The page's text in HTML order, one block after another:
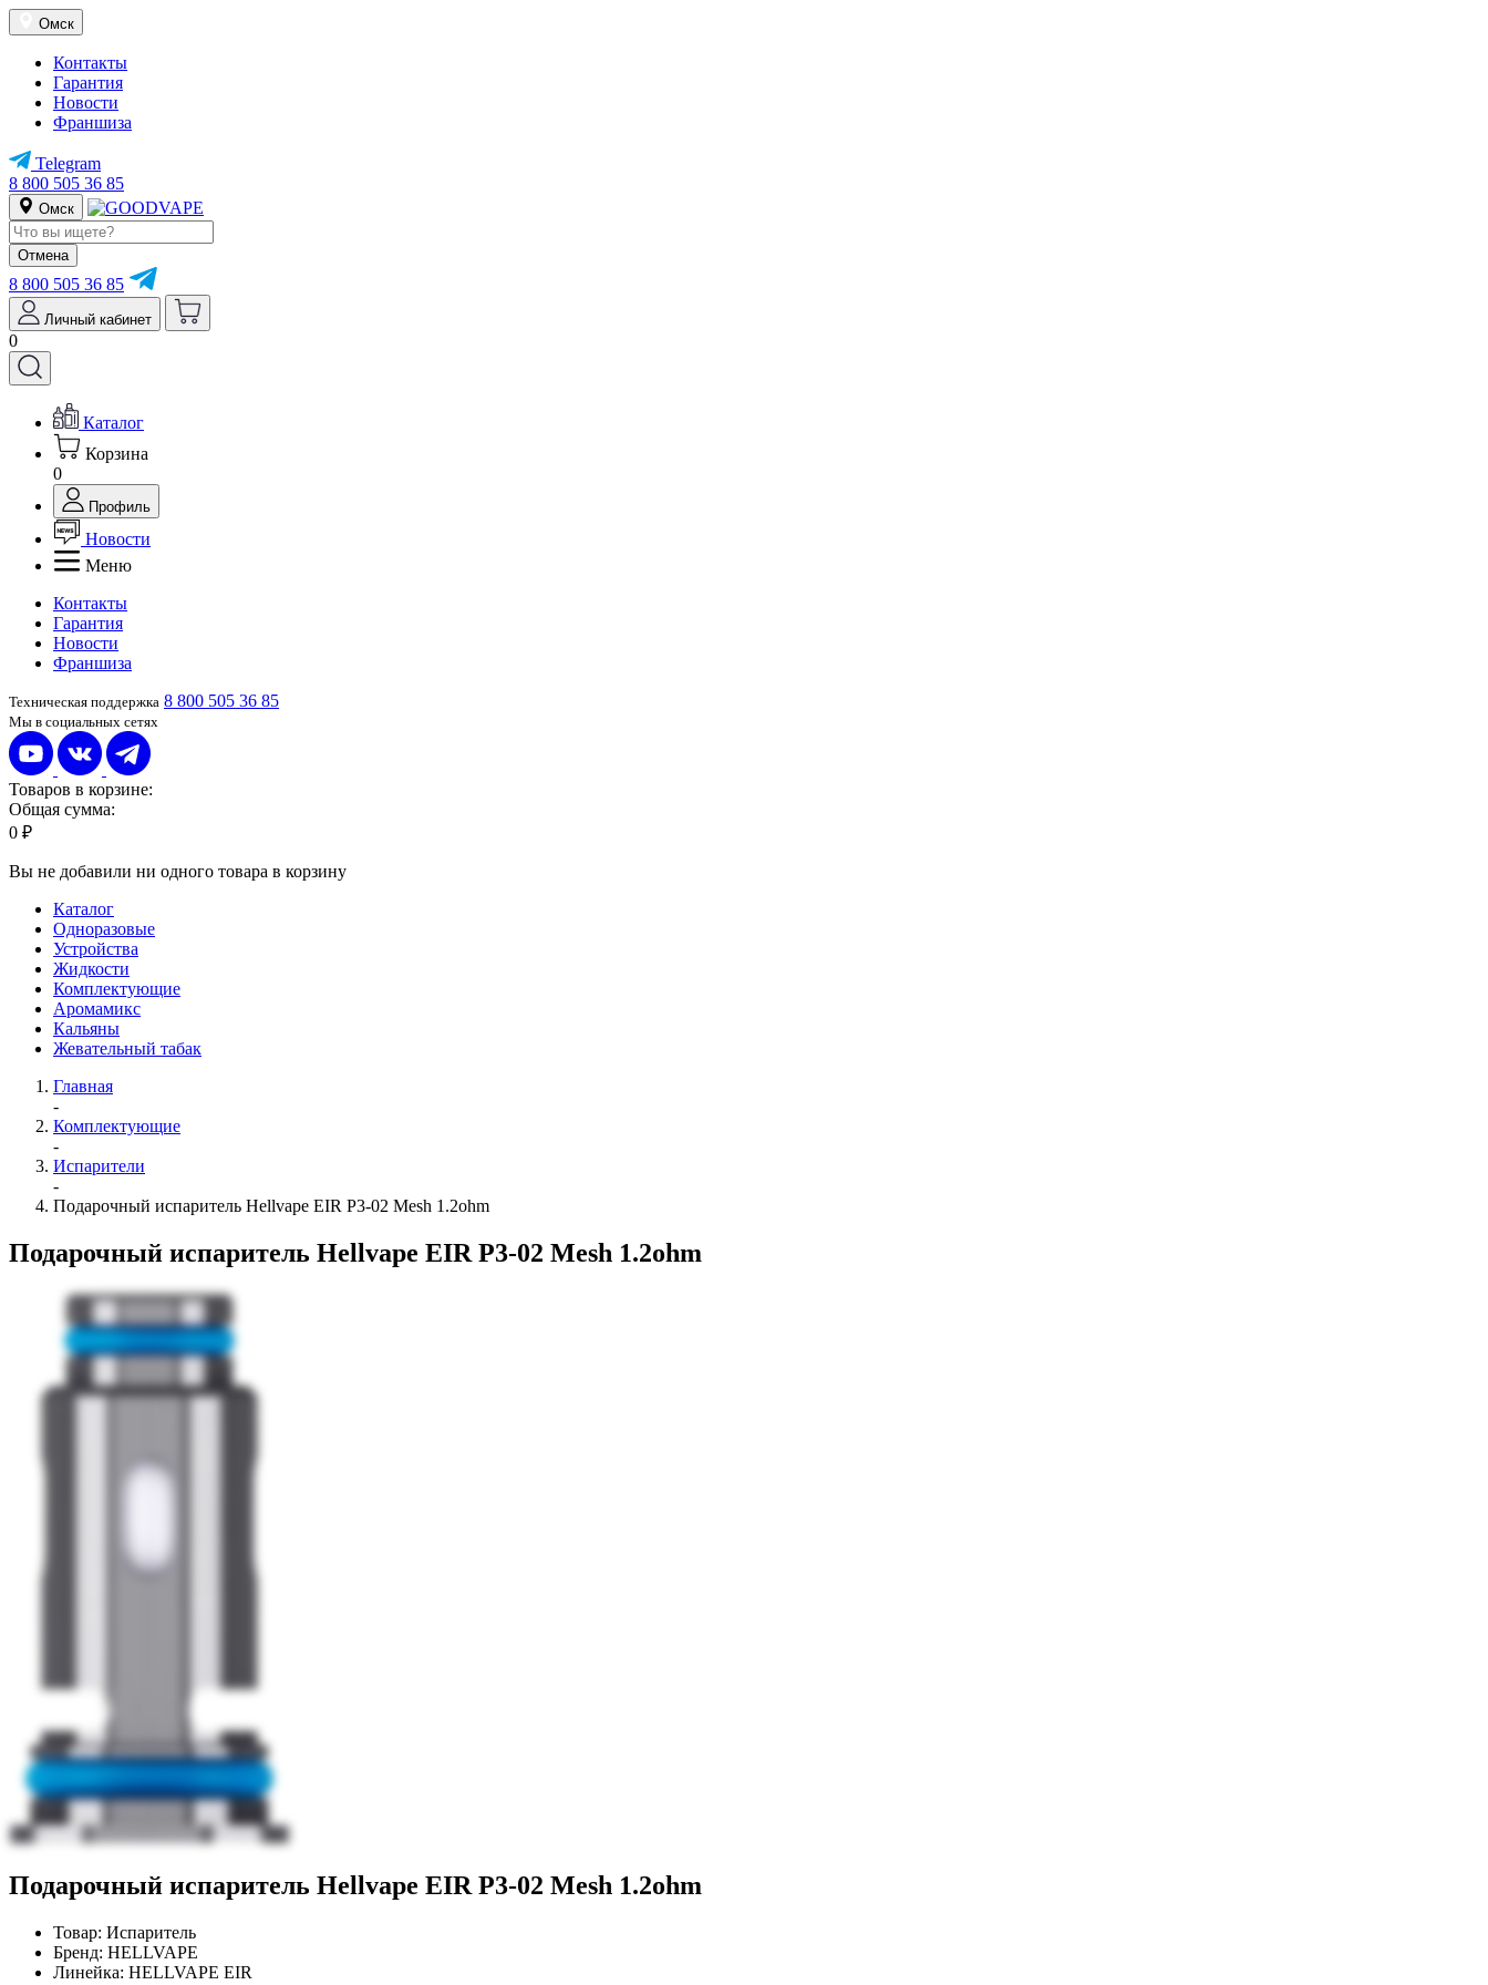
Омск
Контакты
Гарантия
Новости
Франшиза
Telegram
8 800 505 36 85
Омск
Отмена
8 800 505 36 85
Личный кабинет
0
Каталог
Корзина
0
Профиль
Новости
Меню
Контакты
Гарантия
Новости
Франшиза
Техническая поддержка 8 800 505 36 85
Мы в социальных сетях
Товаров в корзине:
Общая сумма:
0 ₽
Вы не добавили ни одного товара в корзину
Каталог
Одноразовые
Устройства
Жидкости
Комплектующие
Аромамикс
Кальяны
Жевательный табак
Главная
-
Комплектующие
-
Испарители
-
Подарочный испаритель Hellvape EIR P3-02 Mesh 1.2ohm
Подарочный испаритель Hellvape EIR P3-02 Mesh 1.2ohm
Подарочный испаритель Hellvape EIR P3-02 Mesh 1.2ohm
Товар: Испаритель
Бренд: HELLVAPE
Линейка: HELLVAPE EIR